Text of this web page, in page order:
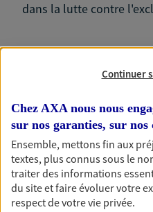
dans la lutte contre
Nos expertises
entreprises
Continuer
Chez AXA nous nous
sur nos garanties, sur nos
Ensemble, mettons fin aux
textes, plus connus sous le
traiter des informations
du site et faire évoluer votre
respect de votre vie privée.